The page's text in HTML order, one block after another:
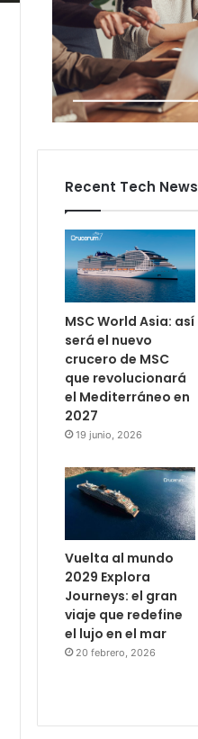
Recent Tech News
MSC World Asia: así
será el nuevo
crucero de MSC
que revolucionará
el Mediterráneo en
2027
19 junio, 2026
Vuelta al mundo
2029 Explora
Journeys: el gran
viaje que redefine
el lujo en el mar
20 febrero, 2026